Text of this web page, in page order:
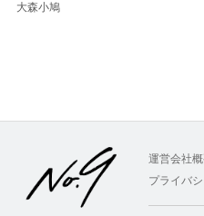
大森小鳩
運営会社
プライバ